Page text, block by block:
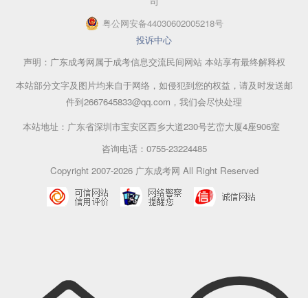
粤公网安备44030602005218号
投诉中心
声明：广东成考网属于成考信息交流民间网站 本站享有最终解释权
本站部分文字及图片均来自于网络，如侵犯到您的权益，请及时发送邮
件到2667645833@qq.com，我们会尽快处理
本站地址：广东省深圳市宝安区西乡大道230号艺峦大厦4座906室
咨询电话：0755-23224485
Copyright 2007-2026 广东成考网 All Right Reserved